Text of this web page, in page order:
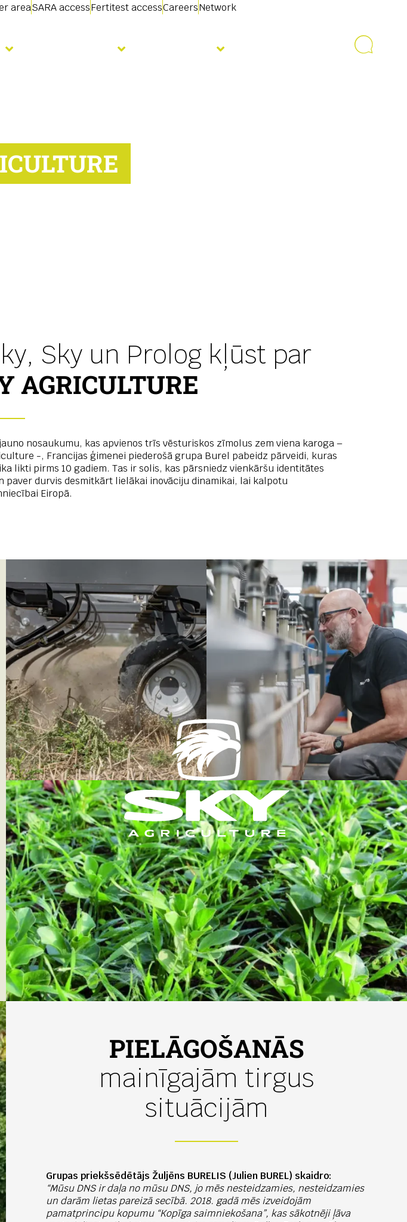
areaSARA accessFertitest accessCareersNetwork
Sky un Prolog kļūst par
AGRICULTURE
nosaukumu, kas apvienos trīs vēsturiskos zīmolus zem viena karoga –
-, Francijas ģimenei piederošā grupa Burel pabeidz pārveidi, kuras
likti pirms 10 gadiem. Tas ir solis, kas pārsniedz vienkāršu identitātes
paver durvis desmitkārt lielākai inovāciju dinamikai, lai kalpotu
Eiropā.
PIELĀGOŠANĀS
mainīgajām tirgus
situācijām
Grupas priekšsēdētājs Žuljēns BURELIS (Julien BUREL) skaidro:
“Mūsu DNS ir daļa no mūsu DNS, jo mēs nesteidzamies, nesteidzamies
un darām lietas pareizā secībā. 2018. gadā mēs izveidojām
pamatprincipu kopumu “Kopīga saimniekošana”, kas sākotnēji ļāva